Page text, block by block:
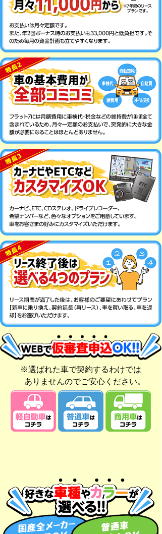
※選ばれた車で契約するわけでは
ありませんのでご安心ください。